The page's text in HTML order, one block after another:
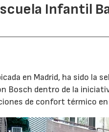
Infantil
en Madrid, ha sido la
dentro de la
de confort térmico